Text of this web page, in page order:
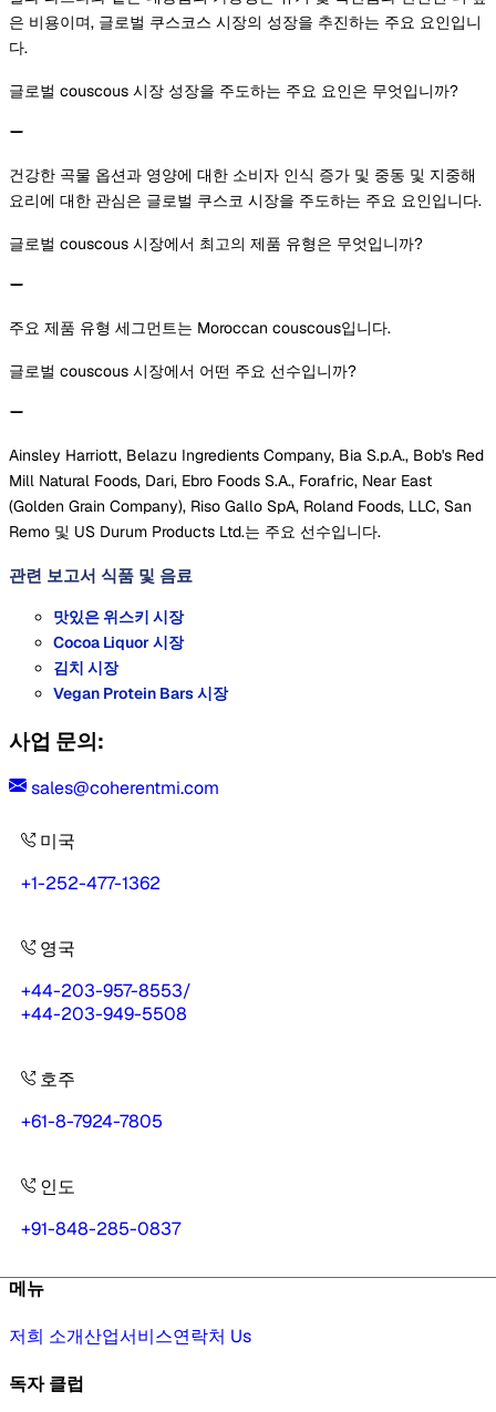
은 비용이며, 글로벌 쿠스코스 시장의 성장을 추진하는 주요 요인입니
다.
글로벌 couscous 시장 성장을 주도하는 주요 요인은 무엇입니까?
건강한 곡물 옵션과 영양에 대한 소비자 인식 증가 및 중동 및 지중해
요리에 대한 관심은 글로벌 쿠스코 시장을 주도하는 주요 요인입니다.
글로벌 couscous 시장에서 최고의 제품 유형은 무엇입니까?
주요 제품 유형 세그먼트는 Moroccan couscous입니다.
글로벌 couscous 시장에서 어떤 주요 선수입니까?
Ainsley Harriott, Belazu Ingredients Company, Bia S.p.A., Bob's Red
Mill Natural Foods, Dari, Ebro Foods S.A., Forafric, Near East
(Golden Grain Company), Riso Gallo SpA, Roland Foods, LLC, San
Remo 및 US Durum Products Ltd.는 주요 선수입니다.
관련 보고서 식품 및 음료
맛있은 위스키 시장
Cocoa Liquor 시장
김치 시장
Vegan Protein Bars 시장
사업 문의:
sales@coherentmi.com
미국
+1-252-477-1362
영국
+44-203-957-8553/
+44-203-949-5508
호주
+61-8-7924-7805
인도
+91-848-285-0837
메뉴
저희 소개산업서비스연락처 Us
독자 클럽